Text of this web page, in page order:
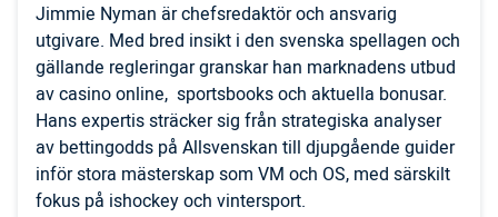
Jimmie Nyman är chefsredaktör och ansvarig
utgivare. Med bred insikt i den svenska spellagen och
gällande regleringar granskar han marknadens utbud
av casino online, sportsbooks och aktuella bonusar.
Hans expertis sträcker sig från strategiska analyser
av bettingodds på Allsvenskan till djupgående guider
inför stora mästerskap som VM och OS, med särskilt
fokus på ishockey och vintersport.